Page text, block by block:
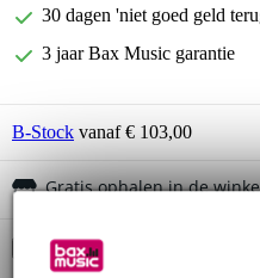
30 dagen 'niet goed geld
3 jaar Bax Music garantie
B-Stock vanaf € 103,00
Gratis ophalen in de
Kies nu voor 2 jaar
voordelen